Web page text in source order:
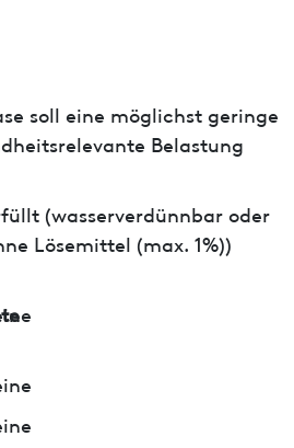
soll eine möglichst geringe
Belastung
(wasserverdünnbar oder
Lösemittel (max. 1%))